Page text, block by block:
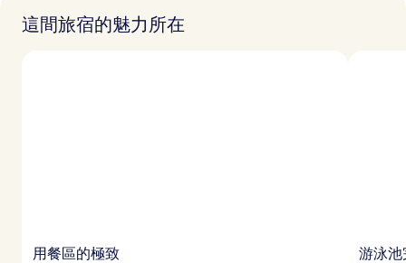
這間旅宿的魅力所在
用餐區的極致 游泳池